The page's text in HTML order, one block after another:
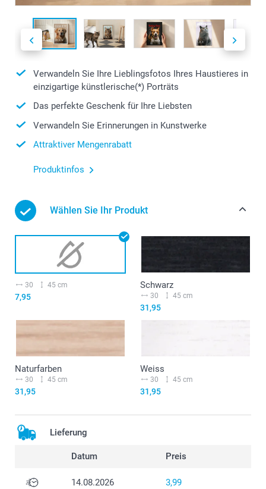
Verwandeln Sie Ihre Lieblingsfotos Ihres Haustieres in
einzigartige künstlerische(*) Porträts
Das perfekte Geschenk für Ihre Liebsten
Verwandeln Sie Erinnerungen in Kunstwerke
Attraktiver Mengenrabatt
Produktinfos
Wählen Sie Ihr Produkt
30 45 cm
7,95
Schwarz
30 45 cm
31,95
Naturfarben
30 45 cm
31,95
Weiss
30 45 cm
31,95
Lieferung
Datum Preis
14.08.2026 3,99